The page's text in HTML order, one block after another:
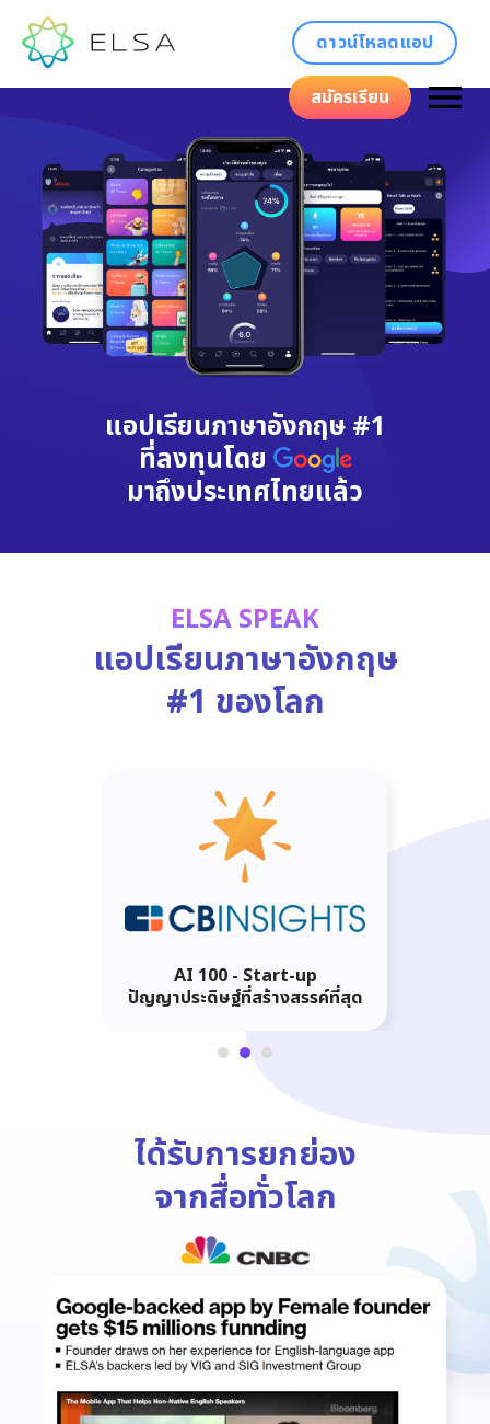
ดาวน์โหลดแอป
สมัครเรียน
แอปเรียนภาษาอังกฤษ #1
ที่ลงทุนโดย
มาถึงประเทศไทยแล้ว
ELSA SPEAK
แอปเรียนภาษาอังกฤษ
#1 ของโลก
AI 100 - Start-up
ปัญญาประดิษฐ์ที่สร้างสรรค์ที่สุด
ได้รับการยกย่อง
จากสื่อทั่วโลก